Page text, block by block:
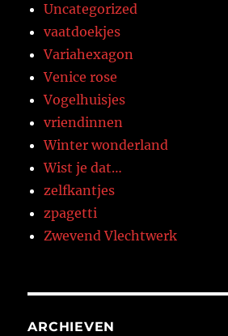
Uncategorized
vaatdoekjes
Variahexagon
Venice rose
Vogelhuisjes
vriendinnen
Winter wonderland
Wist je dat…
zelfkantjes
zpagetti
Zwevend Vlechtwerk
ARCHIEVEN